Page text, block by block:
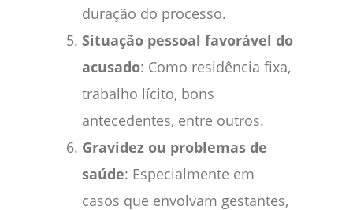
duração do processo.
Situação pessoal favorável do
acusado: Como residência fixa,
trabalho lícito, bons
antecedentes, entre outros.
Gravidez ou problemas de
saúde: Especialmente em
casos que envolvam gestantes,